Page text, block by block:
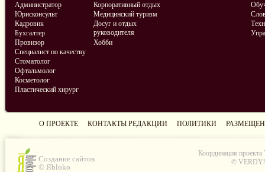
Администратор
Юрисконсульт
Кадровик
Бухгалтер
Провизор
Специалист по качеству
Стоматолог
Офтальмолог
Косметолог
Пластический хирург
Корпоративный отдых
Медицинский туризм
Досуг и отдых
руководителя
Хобби
О ПРОЕКТЕ КОНТАКТЫ РЕДАКЦИИ ПОЛИТИКИ
Создание сайтов
© Яbloko
Координация проекта
©